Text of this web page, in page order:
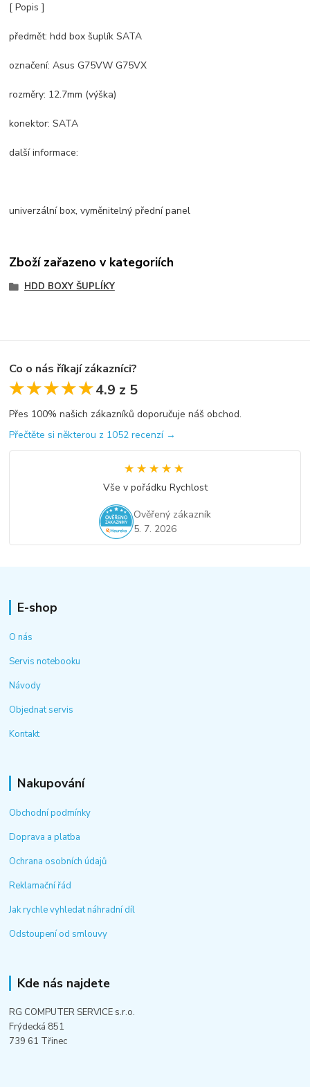
[ Popis ]
předmět: hdd box šuplík SATA
označení: Asus G75VW G75VX
rozměry: 12.7mm (výška)
konektor: SATA
další informace:
univerzální box, vyměnitelný přední panel
Zboží zařazeno v kategoriích
HDD BOXY ŠUPLÍKY
Co o nás říkají zákazníci?
★★★★★
★★★★★4.9 z 5
Přes 100% našich zákazníků doporučuje náš obchod.
Přečtěte si některou z 1052 recenzí →
★★★★★
★★★★★
Vše v pořádku Rychlost
Ověřený zákazník
5. 7. 2026
E-shop
O nás
Servis notebooku
Návody
Objednat servis
Kontakt
Nakupování
Obchodní podmínky
Doprava a platba
Ochrana osobních údajů
Reklamační řád
Jak rychle vyhledat náhradní díl
Odstoupení od smlouvy
Kde nás najdete
RG COMPUTER SERVICE s.r.o.
Frýdecká 851
739 61 Třinec